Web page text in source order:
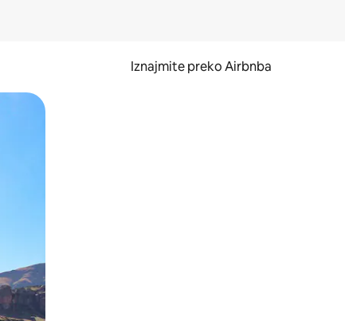
Iznajmite preko Airbnba
prstom po zaslonu.